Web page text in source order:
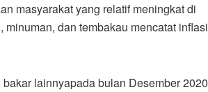
masyarakat yang relatif meningkat di
dan tembakau mencatat inflasi
lainnyapada bulan Desember 2020